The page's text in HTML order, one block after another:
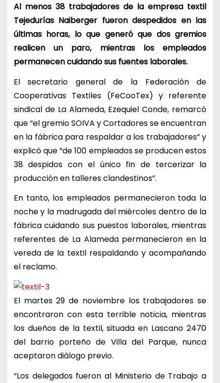
Al menos 38 trabajadores de la empresa textil
Tejedurías Naiberger fueron despedidos en las
últimas horas, lo que generó que dos gremios
realicen un paro, mientras los empleados
permanecen cuidando sus fuentes laborales.
El secretario general de la Federación de
Cooperativas Textiles (FeCooTex) y referente
sindical de La Alameda, Ezequiel Conde, remarcó
que “el gremio SOIVA y Cortadores se encuentran
en la fábrica para respaldar a los trabajadores” y
explicó que “de 100 empleados se producen estos
38 despidos con el único fin de tercerizar la
producción en talleres clandestinos”.
En tanto, los empleados permanecieron toda la
noche y la madrugada del miércoles dentro de la
fábrica cuidando sus puestos laborales, mientras
referentes de La Alameda permanecieron en la
vereda de la textil respaldando y acompañando
el reclamo.
El martes 29 de noviembre los trabajadores se
encontraron con esta terrible noticia, mientras
los dueños de la textil, situada en Lascano 2470
del barrio porteño de Villa del Parque, nunca
aceptaron diálogo previo.
“Los delegados fueron al Ministerio de Trabajo a